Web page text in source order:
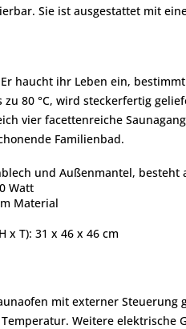
Sie ist ausgestattet mit
haucht ihr Leben ein,
80 °C, wird steckerfertig
vier facettenreiche
Familienbad.
und Außenmantel, besteht
Watt
Material
x T): 31 x 46 x 46 cm
mit externer
Weitere